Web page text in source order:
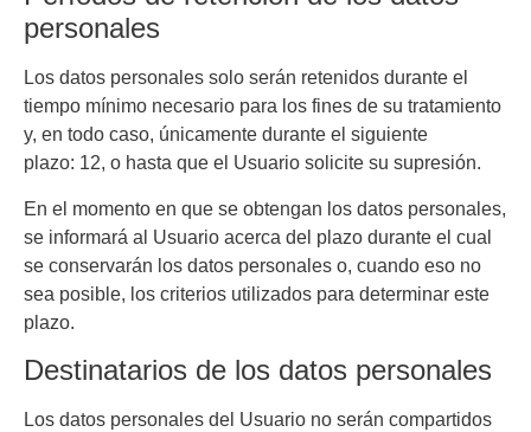
personales
Los datos personales solo serán retenidos durante el
tiempo mínimo necesario para los fines de su tratamiento
y, en todo caso, únicamente durante el siguiente
plazo: 12, o hasta que el Usuario solicite su supresión.
En el momento en que se obtengan los datos personales,
se informará al Usuario acerca del plazo durante el cual
se conservarán los datos personales o, cuando eso no
sea posible, los criterios utilizados para determinar este
plazo.
Destinatarios de los datos personales
Los datos personales del Usuario no serán compartidos